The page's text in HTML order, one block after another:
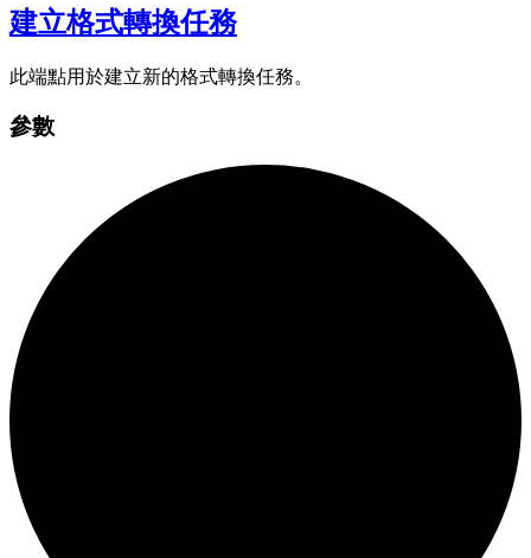
建立格式轉換任務
此端點用於建立新的格式轉換任務。
參數